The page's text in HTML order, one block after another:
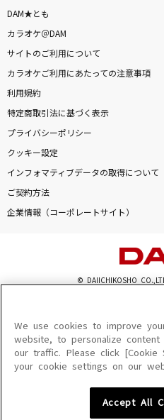
DAM★とも
カラオケ＠DAM
サイトのご利用について
カラオケご利用にあたっての注意事項
利用規約
特定商取引法に基づく表示
プライバシーポリシー
クッキー設定
インフォマティブデータの取得について
ご契約方法
企業情報（コーポレートサイト）
© DAIICHIKOSHO
このサイトに掲載されている一切の文章・
を問わず、著作権法の定める範囲を超えて
を禁じます。
楽曲及びコンテンツは、機種によりご利用
楽曲及びコンテンツの配信日、配信内容が
We use cookies to improve
website, to personalize content
our traffic. Please click [Cookie
your cookie settings on our
Accept All